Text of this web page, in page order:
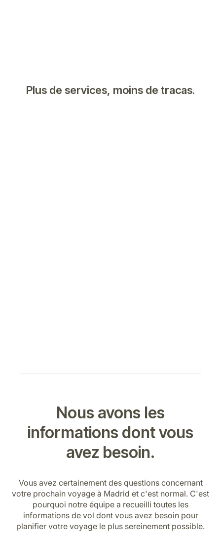
Plus de services, moins de tracas.
Nous avons les
informations dont vous
avez besoin.
Vous avez certainement des questions concernant
votre prochain voyage à Madrid et c'est normal. C'est
pourquoi notre équipe a recueilli toutes les
informations de vol dont vous avez besoin pour
planifier votre voyage le plus sereinement possible.